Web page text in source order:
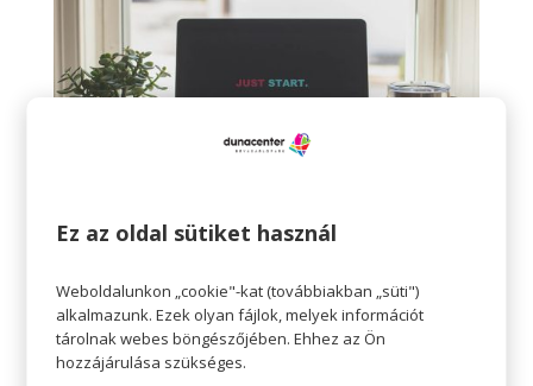
Lehet, hogy a szokások lassú és folyamatos
megváltoztatása nem tűnik olyan sikeresnek,
olyan nagy durranásnak mint egy azonnali
Ez az oldal sütiket használ
Weboldalunkon „cookie"-kat (továbbiakban „süti")
alkalmazunk. Ezek olyan fájlok, melyek információt
tárolnak webes böngészőjében. Ehhez az Ön
hozzájárulása szükséges.